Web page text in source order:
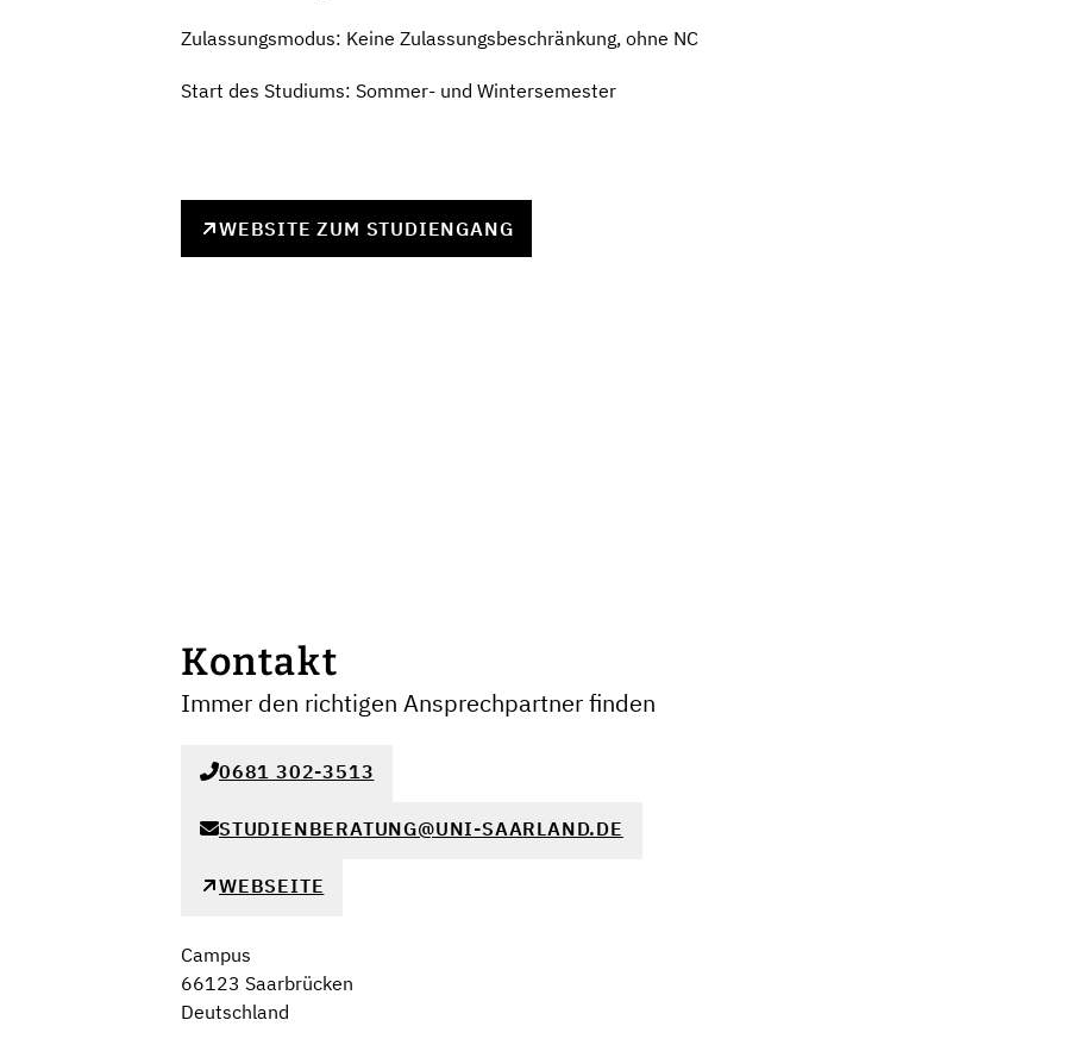
Zulassungsmodus: Keine Zulassungsbeschränkung, ohne NC
Start des Studiums: Sommer- und Wintersemester
WEBSITE ZUM STUDIENGANG
Kontakt
Immer den richtigen Ansprechpartner finden
0681 302-3513
STUDIENBERATUNG@UNI-SAARLAND.DE
WEBSEITE
Campus
66123 Saarbrücken
Deutschland